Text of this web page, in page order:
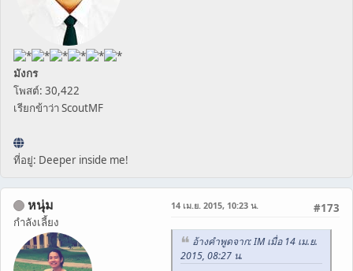
มังกร
โพสต์: 30,422
เรียกข้าว่า ScoutMF
ที่อยู่: Deeper inside me!
หนุ่ม
กำลังเลี้ยง
#173
14 เม.ย. 2015, 10:23 น.
อ้างคำพูดจาก: IM เมื่อ 14 เม.ย.
2015, 08:27 น.